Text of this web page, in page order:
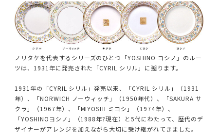
ノリタケを代表するシリーズのひとつ「YOSHINO ヨシノ」のルー
ツは、1931年に発売された「CYRIL シリル」に遡ります。
1931年の「CYRIL シリル」発売以来、「CYRIL シリル」（1931
年）、「NORWICH ノーウィッチ」（1950年代）、「SAKURA サ
クラ」（1967年）、「MIYOSHI ミヨシ」（1974年）、
「YOSHINOヨシノ」（1988年?現在）と5代にわたって、歴代のデ
ザイナーがアレンジを加えながら大切に受け継がれてきました。